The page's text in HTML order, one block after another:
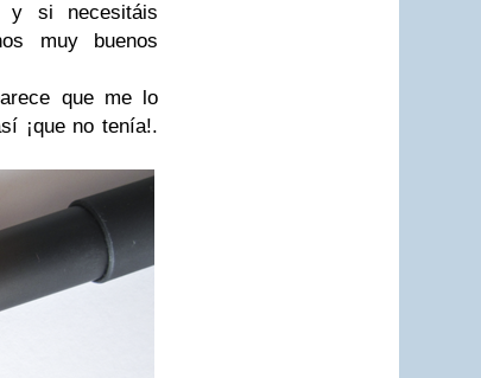
y si necesitáis
muy buenos
que me lo
¡que no tenía!.